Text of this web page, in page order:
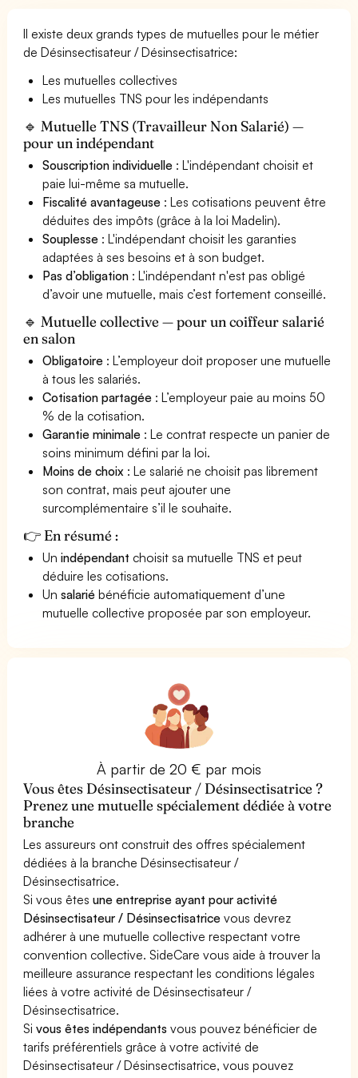
Il existe deux grands types de mutuelles pour le métier
de Désinsectisateur / Désinsectisatrice:
Les mutuelles collectives
Les mutuelles TNS pour les indépendants
🔹 Mutuelle TNS (Travailleur Non Salarié) —
pour un indépendant
Souscription individuelle : L'indépendant choisit et
paie lui-même sa mutuelle.
Fiscalité avantageuse : Les cotisations peuvent être
déduites des impôts (grâce à la loi Madelin).
Souplesse : L'indépendant choisit les garanties
adaptées à ses besoins et à son budget.
Pas d’obligation : L'indépendant n'est pas obligé
d’avoir une mutuelle, mais c’est fortement conseillé.
🔹 Mutuelle collective — pour un coiffeur salarié
en salon
Obligatoire : L’employeur doit proposer une mutuelle
à tous les salariés.
Cotisation partagée : L’employeur paie au moins 50
% de la cotisation.
Garantie minimale : Le contrat respecte un panier de
soins minimum défini par la loi.
Moins de choix : Le salarié ne choisit pas librement
son contrat, mais peut ajouter une
surcomplémentaire s’il le souhaite.
👉 En résumé :
Unindépendant choisit sa mutuelle TNS et peut
déduire les cotisations.
Unsalarié bénéficie automatiquement d’une
mutuelle collective proposée par son employeur.
À partir de 20 € par mois
Vous êtes Désinsectisateur / Désinsectisatrice ?
Prenez une mutuelle spécialement dédiée à votre
branche
Les assureurs ont construit des offres spécialement
dédiées à la branche Désinsectisateur /
Désinsectisatrice.
Si vous êtesune entreprise ayant pour activité
Désinsectisateur / Désinsectisatrice vous devrez
adhérer à une mutuelle collective respectant votre
convention collective. SideCare vous aide à trouver la
meilleure assurance respectant les conditions légales
liées à votre activité de Désinsectisateur /
Désinsectisatrice.
Sivous êtes indépendants vous pouvez bénéficier de
tarifs préférentiels grâce à votre activité de
Désinsectisateur / Désinsectisatrice, vous pouvez